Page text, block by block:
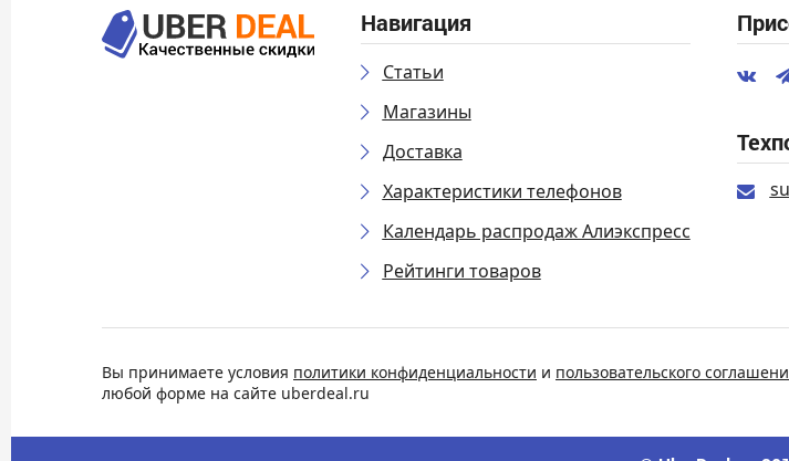
Навигация
Статьи
Магазины
Доставка
Характеристики телефонов
Календарь распродаж Алиэкспресс
Рейтинги товаров
Вы принимаете условия политики конфиденциальности и пользовательского
любой форме на сайте uberdeal.ru